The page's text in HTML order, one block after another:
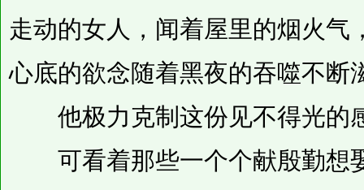
走动的女人，闻着屋里的烟火气
心底的欲念随着黑夜的吞噬不断
他极力克制这份见不得光的
可看着那些一个个献殷勤想